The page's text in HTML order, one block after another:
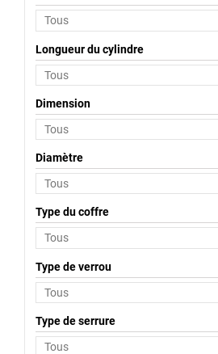
Longueur du cylindre
Dimension
Diamètre
Type du coffre
Type de verrou
Type de serrure